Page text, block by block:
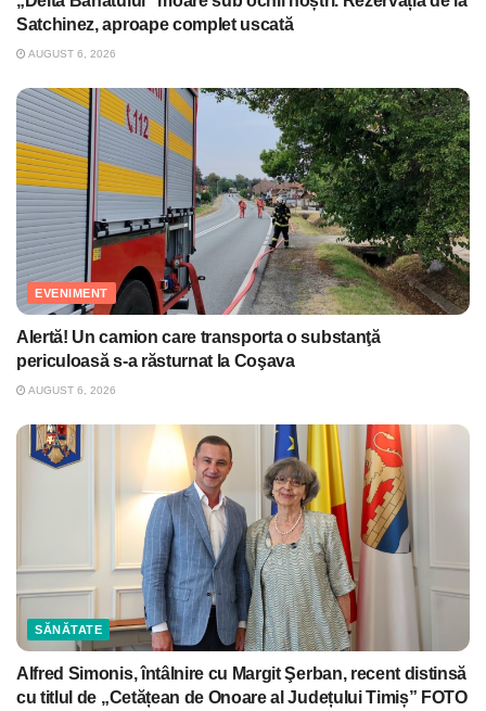
Satchinez, aproape complet uscată
AUGUST 6, 2026
EVENIMENT
Alertă! Un camion care transporta o substanţă
periculoasă s-a răsturnat la Coşava
AUGUST 6, 2026
SĂNĂTATE
Alfred Simonis, întâlnire cu Margit Şerban, recent distinsă
cu titlul de „Cetățean de Onoare al Județului Timiș” FOTO